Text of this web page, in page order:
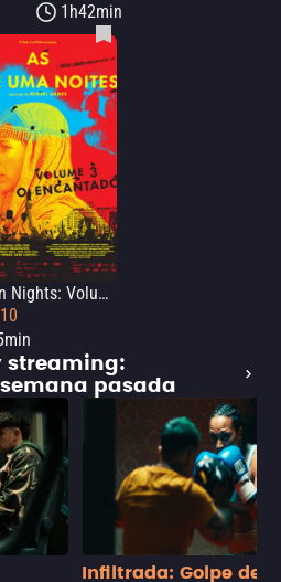
1h42min
Arabian Nights: Volume 3 - The Enchanted One
streaming:
pasada
Infiltrada: Golpe de